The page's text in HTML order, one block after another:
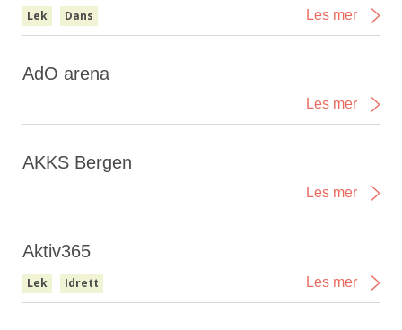
Lek Dans Les mer
AdO arena
Les mer
AKKS Bergen
Les mer
Aktiv365
Lek Idrett Les mer